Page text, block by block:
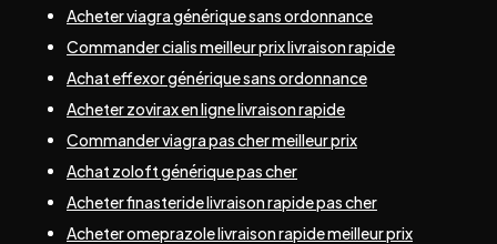
Acheter viagra générique sans ordonnance
Commander cialis meilleur prix livraison rapide
Achat effexor générique sans ordonnance
Acheter zovirax en ligne livraison rapide
Commander viagra pas cher meilleur prix
Achat zoloft générique pas cher
Acheter finasteride livraison rapide pas cher
Acheter omeprazole livraison rapide meilleur prix